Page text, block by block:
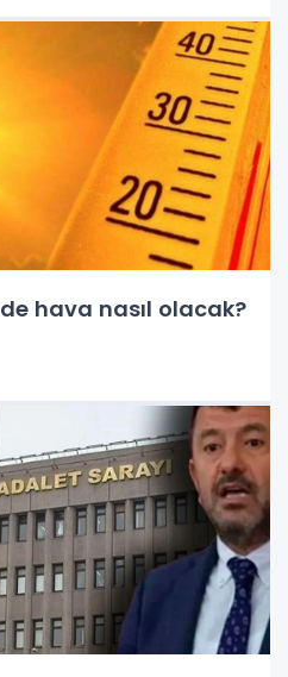
hava nasıl olacak?